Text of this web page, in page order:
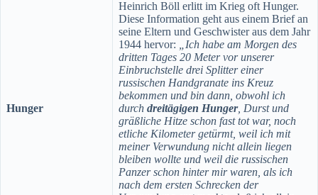
Hunger
Heinrich Böll erlitt im Krieg oft Hunger.
Diese Information geht aus einem Brief an
seine Eltern und Geschwister aus dem Jahr
1944 hervor:
„Ich habe am Morgen des
dritten Tages 20 Meter vor unserer
Einbruchstelle drei Splitter einer
russischen Handgranate ins Kreuz
bekommen und bin dann, obwohl ich
durch dreitägigen Hunger, Durst und
gräßliche Hitze schon fast tot war, noch
etliche Kilometer getürmt, weil ich mit
meiner Verwundung nicht allein liegen
bleiben wollte und weil die russischen
Panzer schon hinter mir waren, als ich
nach dem ersten Schrecken der